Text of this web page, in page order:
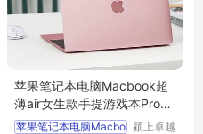
苹果笔记本电脑Macbook超
薄air女生款手提游戏本Pro商
务办公学生
苹果笔记本电脑Macbo 颍上卓越